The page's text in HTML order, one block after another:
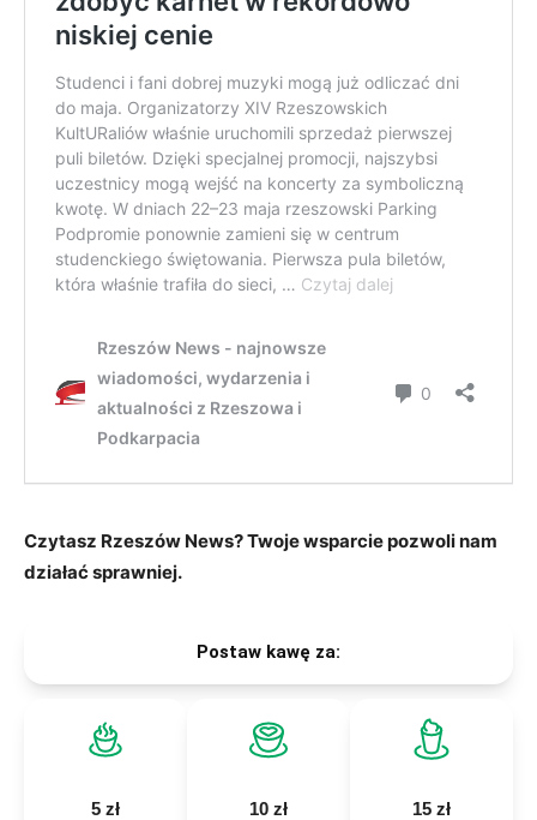
Czytasz Rzeszów News? Twoje wsparcie pozwoli nam
działać sprawniej.
Postaw kawę za:
5 zł 10 zł 15 zł